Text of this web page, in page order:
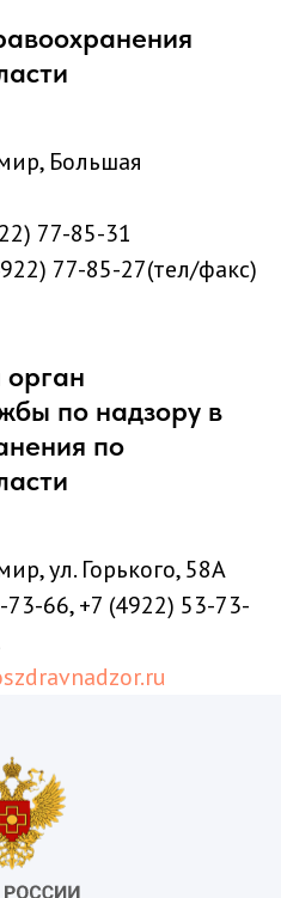
Большая
77-85-31
77-85-27(тел/факс)
по надзору в
по
ул. Горького, 58А
66, +7 (4922) 53-73-